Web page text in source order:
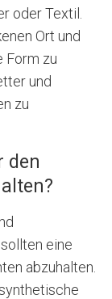
oder Textil.
Ort und
Form zu
und
zu
den
eine
abzuhalten.